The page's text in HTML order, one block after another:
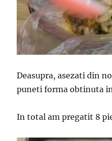
Deasupra, asezati din
puneti forma obtinuta
In total am pregatit 8